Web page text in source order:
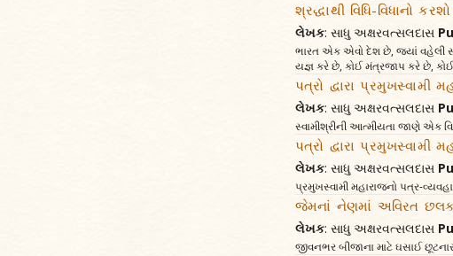
શ્રદ્ધાથી વિધિ-વિધાનો
લેખક: સાધુ અક્ષરવત્સલદાસ
ભારત એક એવો દેશ છે, જ્યાં વહેલી
યજ્ઞ કરે છે, કોઈ મંત્રજાપ કરે છે,
પત્રો દ્વારા પ્રમુખસ્વામી
લેખક: સાધુ અક્ષરવત્સલદાસ
સ્વામીશ્રીની આત્મીયતા જાણે એક
પત્રો દ્વારા પ્રમુખસ્વામી
લેખક: સાધુ અક્ષરવત્સલદાસ
પ્રમુખસ્વામી મહારાજનો પત્ર-
જેમનાં નેણમાં અવિરત
લેખક: સાધુ અક્ષરવત્સલદાસ
જીવનભર બીજાના માટે ઘસાઈ